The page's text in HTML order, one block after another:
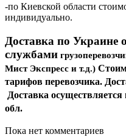
-по Киевской области
индивидуально.
Доставка по Украине
службами
Мист Экспресс и т.д.)
тарифов перевозчика.
Доставка
обл.
Пока нет комментариев